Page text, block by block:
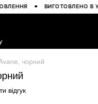
ВИГОТОВЛЕНО В
чорний
відгук